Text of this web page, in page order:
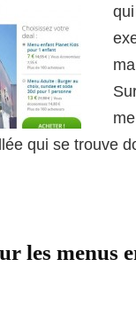
qui se trouve
les menus